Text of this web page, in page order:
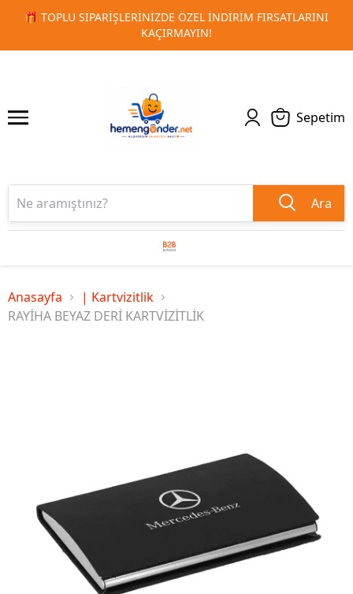
İNDIRIM FIRSATLARINI
🚀 KURUMSAL PROMOSYON VE
1 2
Sepetim
Ara
Anasayfa
| Kartvizitlik
RAYİHA BEYAZ DERİ KARTVİZİTLİK